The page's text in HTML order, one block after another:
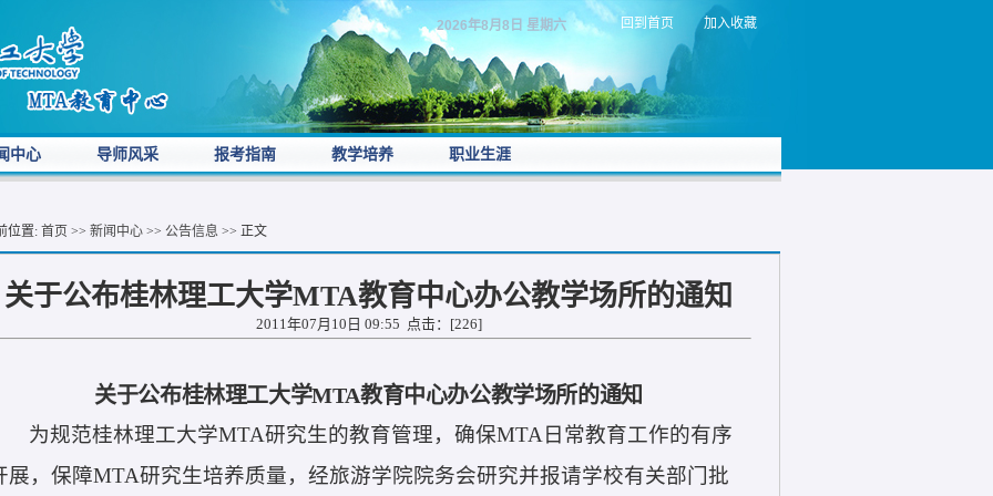
回到首页 加入收藏
2026年8月8日 星期六
中心 导师风采 报考指南 教学培养 职业生涯
位置: 首页 >> 新闻中心 >> 公告信息 >> 正文
关于公布桂林理工大学MTA教育中心办公教学场所的通知
2011年07月10日 09:55 点击：[226]
关于公布桂林理工大学MTA教育中心办公教学场所的通知
为规范桂林理工大学MTA研究生的教育管理，确保MTA 日常教育工作的有序
展，保障MTA研究生培养质量，经旅游学院院务会研究并报请学校有关部门批